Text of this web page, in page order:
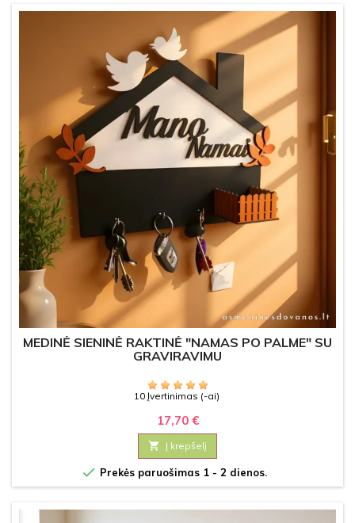
MEDINĖ SIENINĖ RAKTINĖ "NAMAS PO PALME" SU
GRAVIRAVIMU
10 Įvertinimas (-ai)
17,70 €
 Į krepšelį
 Prekės paruošimas 1 - 2 dienos.